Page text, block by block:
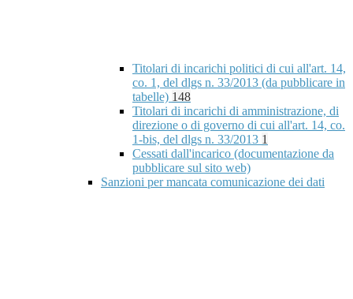
Titolari di incarichi politici di cui all'art. 14,
co. 1, del dlgs n. 33/2013 (da pubblicare in
tabelle) 148
Titolari di incarichi di amministrazione, di
direzione o di governo di cui all'art. 14, co.
1-bis, del dlgs n. 33/2013 1
Cessati dall'incarico (documentazione da
pubblicare sul sito web)
Sanzioni per mancata comunicazione dei dati